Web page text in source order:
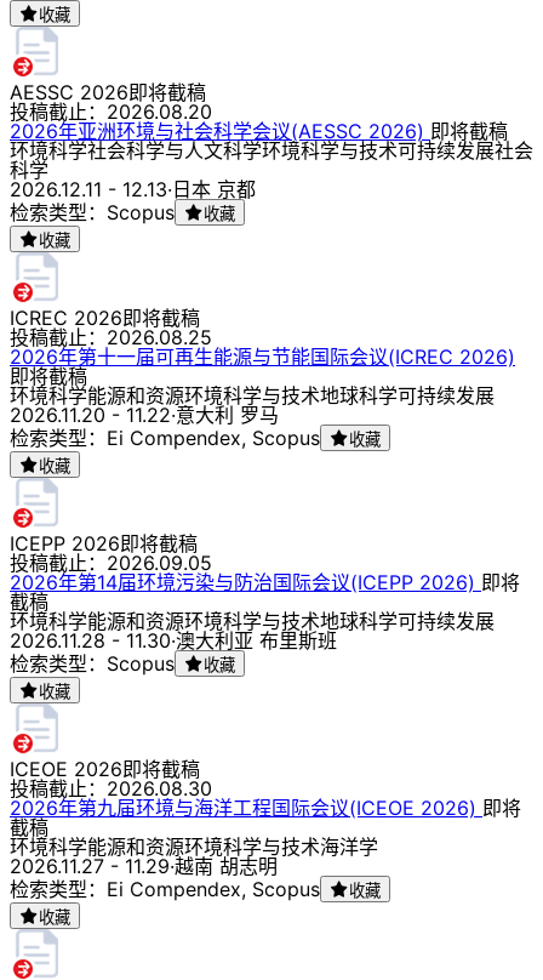
收藏
AESSC 2026即将截稿
投稿截止： 2026.08.20
2026年亚洲环境与社会科学会议(AESSC 2026) 即将截稿
环境科学社会科学与人文科学环境科学与技术可持续发展社会
科学
2026.12.11 - 12.13·日本 京都
检索类型：Scopus
收藏
收藏
ICREC 2026即将截稿
投稿截止： 2026.08.25
2026年第十一届可再生​​能源与节能国际会议(ICREC 2026)
即将截稿
环境科学能源和资源环境科学与技术地球科学可持续发展
2026.11.20 - 11.22·意大利 罗马
检索类型：Ei Compendex, Scopus
收藏
收藏
ICEPP 2026即将截稿
投稿截止： 2026.09.05
2026年第14届环境污染与防治国际会议(ICEPP 2026) 即将
截稿
环境科学能源和资源环境科学与技术地球科学可持续发展
2026.11.28 - 11.30·澳大利亚 布里斯班
检索类型：Scopus
收藏
收藏
ICEOE 2026即将截稿
投稿截止： 2026.08.30
2026年第九届环境与海洋工程国际会议(ICEOE 2026) 即将
截稿
环境科学能源和资源环境科学与技术海洋学
2026.11.27 - 11.29·越南 胡志明
检索类型：Ei Compendex, Scopus
收藏
收藏